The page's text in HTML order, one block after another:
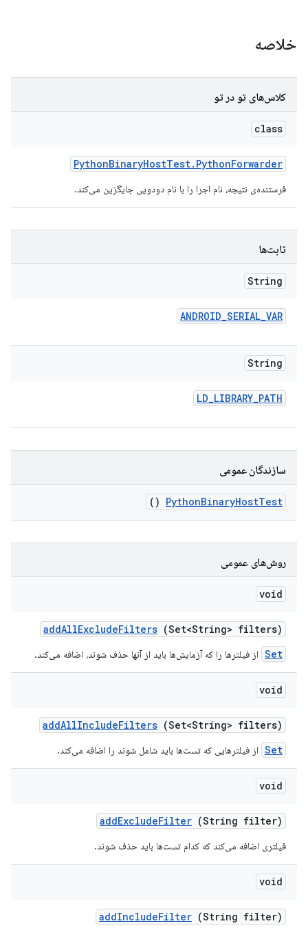
خلاصه
کلاس‌های تو در تو
class
PythonBinaryHostTest. PythonForwarder
فرستنده‌ی نتیجه، نام اجرا را با نام دودویی جایگزین می‌کند.
ثابت‌ها
String
ANDROID_SERIAL_VAR
String
LD_LIBRARY_PATH
سازندگان عمومی
PythonBinaryHostTest
()
روش‌های عمومی
void
addAllExcludeFilters (Set<String> filters)
Set از فیلترها را که آزمایش‌ها باید از آنها حذف شوند، اضافه می‌کند.
void
addAllIncludeFilters (Set<String> filters)
Set از فیلترهایی که تست‌ها باید شامل شوند را اضافه می‌کند.
void
addExcludeFilter (String filter)
فیلتری اضافه می‌کند که کدام تست‌ها باید حذف شوند.
void
addIncludeFilter (String filter)